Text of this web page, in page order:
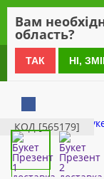
0 800 21
КОД [565179]
Вам
область?
ТАК НІ,